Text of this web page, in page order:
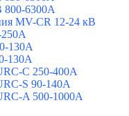
800-6300А
MV-CR 12-24 кВ
130A
130A
C 250-400A
S 90-140A
A 500-1000A